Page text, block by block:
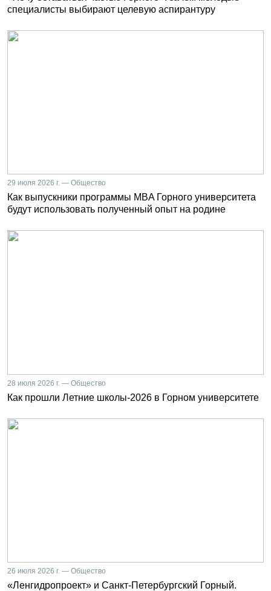
специалисты выбирают целевую аспирантуру
29 июля 2026 г. — Общество
Как выпускники программы MBA Горного университета
будут использовать полученный опыт на родине
28 июля 2026 г. — Общество
Как прошли Летние школы-2026 в Горном университете
26 июля 2026 г. — Общество
«Ленгидропроект» и Санкт-Петербургский Горный.